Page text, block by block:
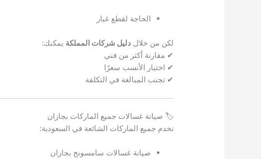
الحاجة لقطع غيار
لكن من خلالدليل شركات المملكة يمكنك:
✔ مقارنة أكثر من فني
✔ اختيار الأنسب سعرًا
✔ تجنب المبالغة في التكلفة
🏷 صيانة غسالات جميع الماركات بجازان
نخدم جميع الماركات الشائعة في السعودية:
صيانة غسالات سامسونج بجازان